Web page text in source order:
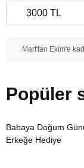
3000 TL
Mart'tan Ekim'e
Popüler
Babaya Doğum
Erkeğe Hediye